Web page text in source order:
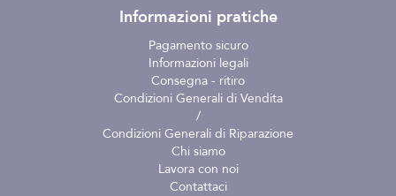
Informazioni pratiche
Pagamento sicuro
Informazioni legali
Consegna - ritiro
Condizioni Generali di Vendita
/
Condizioni Generali di Riparazione
Chi siamo
Lavora con noi
Contattaci